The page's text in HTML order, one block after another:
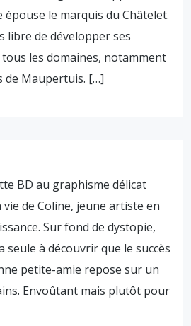
épouse le marquis du Châtelet.
libre de développer ses
les domaines, notamment
de Maupertuis. […]
BD au graphisme délicat
de Coline, jeune artiste en
Sur fond de dystopie,
seule à découvrir que le succès
petite-amie repose sur un
Envoûtant mais plutôt pour